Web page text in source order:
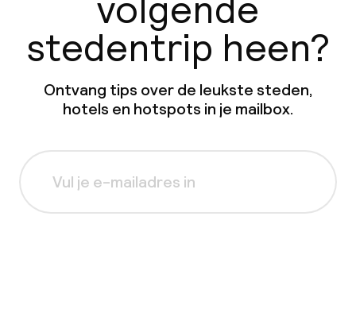
volgende
stedentrip heen?
Ontvang tips over de leukste steden,
hotels en hotspots in je mailbox.